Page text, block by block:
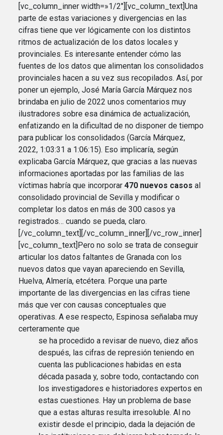
[vc_column_inner width=»1/2″][vc_column_text]Una
parte de estas variaciones y divergencias en las
cifras tiene que ver lógicamente con los distintos
ritmos de actualización de los datos locales y
provinciales. Es interesante entender cómo las
fuentes de los datos que alimentan los consolidados
provinciales hacen a su vez sus recopilados. Así, por
poner un ejemplo, José María García Márquez nos
brindaba en julio de 2022 unos comentarios muy
ilustradores sobre esa dinámica de actualización,
enfatizando en la dificultad de no disponer de tiempo
para publicar los consolidados (García Márquez,
2022, 1:03:31 a 1:06:15). Eso implicaría, según
explicaba García Márquez, que gracias a las nuevas
informaciones aportadas por las familias de las
víctimas habría que incorporar470 nuevos casos al
consolidado provincial de Sevilla y modificar o
completar los datos en más de 300 casos ya
registrados… cuando se pueda, claro.
[/vc_column_text][/vc_column_inner][/vc_row_inner]
[vc_column_text]Pero no solo se trata de conseguir
articular los datos faltantes de Granada con los
nuevos datos que vayan apareciendo en Sevilla,
Huelva, Almería, etcétera. Porque una parte
importante de las divergencias en las cifras tiene
más que ver con causas conceptuales que
operativas. A ese respecto, Espinosa señalaba muy
certeramente que
se ha procedido a revisar de nuevo, diez años
después, las cifras de represión teniendo en
cuenta las publicaciones habidas en esta
década pasada y, sobre todo, contactando con
los investigadores e historiadores expertos en
estas cuestiones. Hay un problema de base
que a estas alturas resulta irresoluble. Al no
existir desde el principio, dada la dejación de